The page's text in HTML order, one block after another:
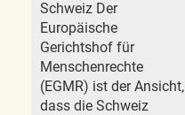
Schweiz Der
Europäische
Gerichtshof für
Menschenrechte
(EGMR) ist der Ansicht,
dass die Schweiz